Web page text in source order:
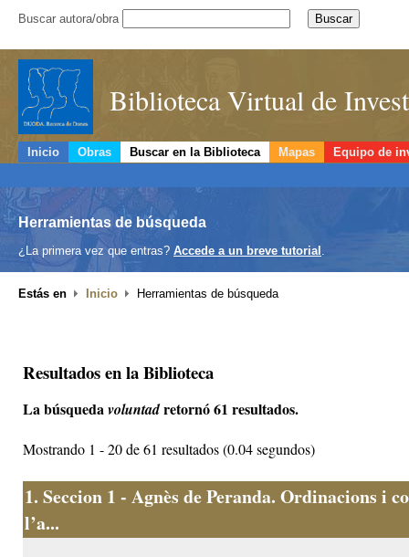
Buscar autora/obra
Biblioteca Virtual de
Inicio Obras Buscar en la Biblioteca Mapas Equipo de
Herramientas de búsqueda
¿La primera vez que entras? Accede a un breve tutorial .
Estás en Inicio Herramientas de búsqueda
Resultados en la Biblioteca
La búsquedavoluntadretornó 61 resultados.
Mostrando 1 - 20 de 61 resultados (0.04 segundos)
1. Seccion 1 - Agnès de Peranda. Ordinacions i
l’a...